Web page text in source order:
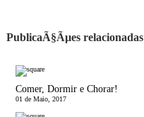
PublicaÃ§Ãµes relacionadas
Comer, Dormir e Chorar!
01 de Maio, 2017